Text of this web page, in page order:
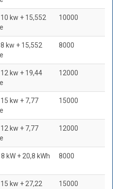
kw + 15,552
10000
kw + 15,552
8000
kw + 19,44
12000
kw + 7,77
15000
kw + 7,77
12000
kW + 20,8 kWh
8000
kw + 27,22
15000